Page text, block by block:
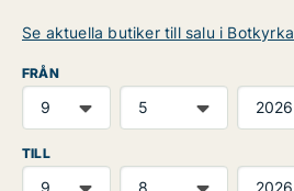
Se aktuella butiker till salu i Botkyrka
FRÅN
TILL